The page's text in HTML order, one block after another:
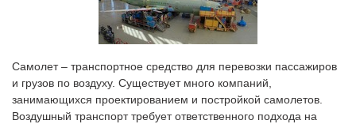
Самолет – транспортное средство для перевозки пассажиров
и грузов по воздуху. Существует много компаний,
занимающихся проектированием и постройкой самолетов.
Воздушный транспорт требует ответственного подхода на